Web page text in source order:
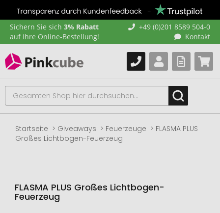
Sichern Sie sich 3% Rabatt
auf Ihre Online-Bestellung!
+49 (0)201 8589 504-0
Kontakt
Startseite Giveaways Feuerzeuge
FLASMA PLUS
Großes Lichtbogen-Feuerzeug
FLASMA PLUS Großes Lichtbogen-
Feuerzeug